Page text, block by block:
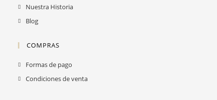
Nuestra Historia
Blog
COMPRAS
Formas de pago
Condiciones de venta